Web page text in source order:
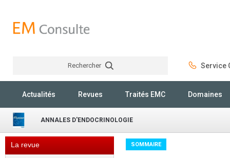
Rechercher Service
Actualités Revues Traités EMC Domaines
ANNALES D'ENDOCRINOLOGIE
La revue SOMMAIRE